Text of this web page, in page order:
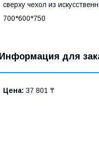
сверху чехол из
700*600*750
Информация для
Цена: 37 801 ₸